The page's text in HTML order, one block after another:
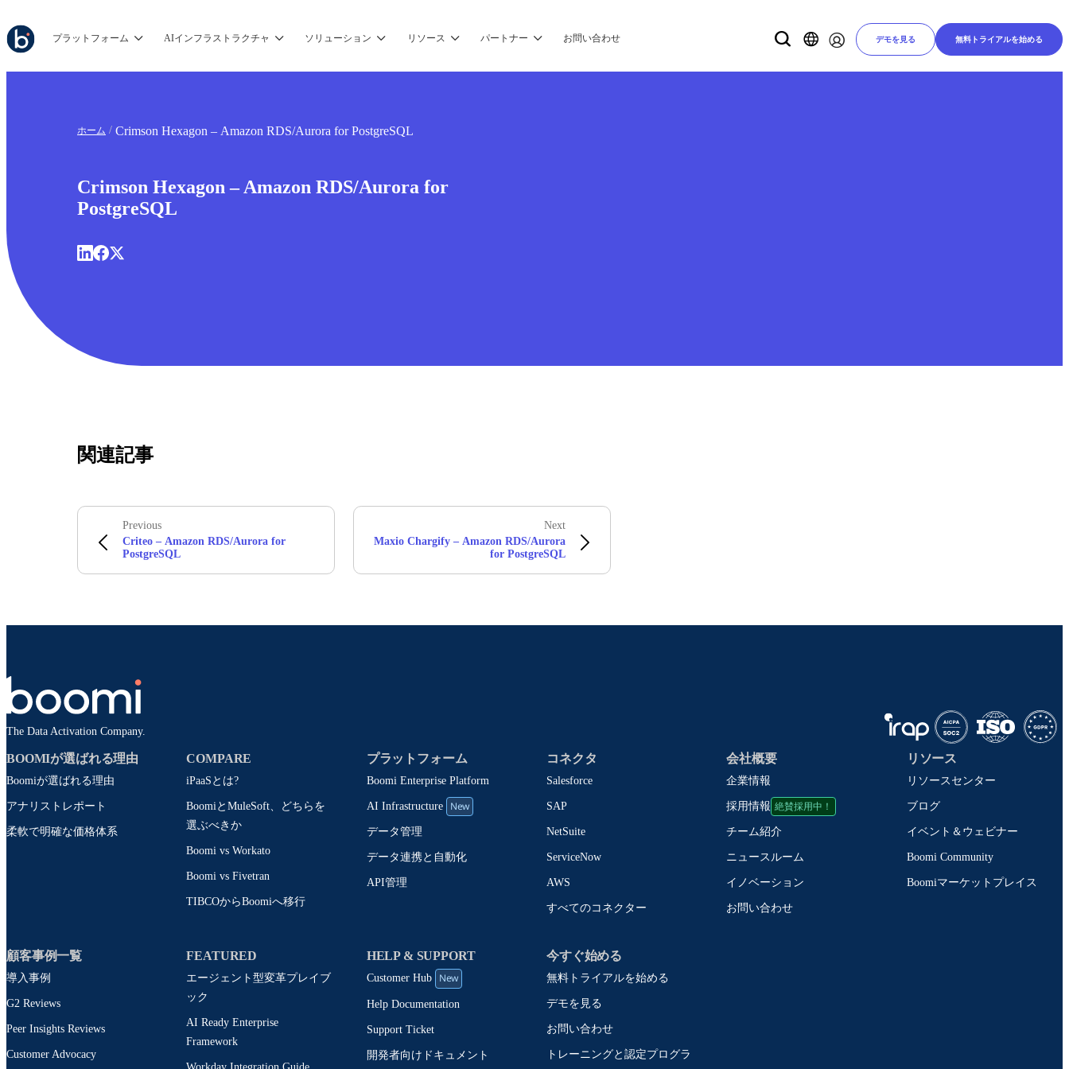
プラットフォーム AIインフラストラクチャ ソリューション リソース パートナー お問い合わせ デモを見る 無料トライアルを始める
ホーム Crimson Hexagon – Amazon RDS/Aurora for PostgreSQL
Crimson Hexagon – Amazon RDS/Aurora for
PostgreSQL
関連記事
Previous
Criteo – Amazon RDS/Aurora for
PostgreSQL
Next
Maxio Chargify – Amazon RDS/Aurora
for PostgreSQL
The Data Activation Company.
BOOMIが選ばれる理由
Boomiが選ばれる理由
アナリストレポート
柔軟で明確な価格体系
COMPARE
iPaaSとは?
BoomiとMuleSoft、どちらを
選ぶべきか
Boomi vs Workato
Boomi vs Fivetran
TIBCOからBoomiへ移行
プラットフォーム
Boomi Enterprise Platform
AI Infrastructure New
データ管理
データ連携と自動化
API管理
コネクタ
Salesforce
SAP
NetSuite
ServiceNow
AWS
すべてのコネクター
会社概要
企業情報
採用情報 絶賛採用中！
チーム紹介
ニュースルーム
イノベーション
お問い合わせ
リソース
リソースセンター
ブログ
イベント＆ウェビナー
Boomi Community
Boomiマーケットプレイス
顧客事例一覧
導入事例
G2 Reviews
Peer Insights Reviews
Customer Advocacy
FEATURED
エージェント型変革プレイブ
ック
AI Ready Enterprise
Framework
HELP & SUPPORT
Customer Hub New
Help Documentation
Support Ticket
開発者向けドキュメント
今すぐ始める
無料トライアルを始める
デモを見る
お問い合わせ
トレーニングと認定プログラ